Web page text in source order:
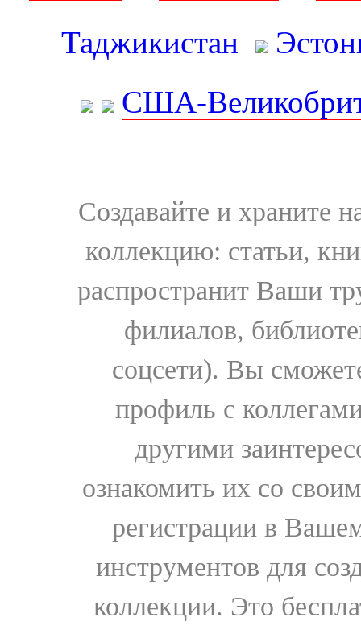
Таджикистан
США-
Создавайте и храните
коллекцию: статьи,
распространит Ваши
филиалов,
соцсети). Вы
профиль с
другими
ознакомить их со
регистрации в
инструментов для
коллекции. Это